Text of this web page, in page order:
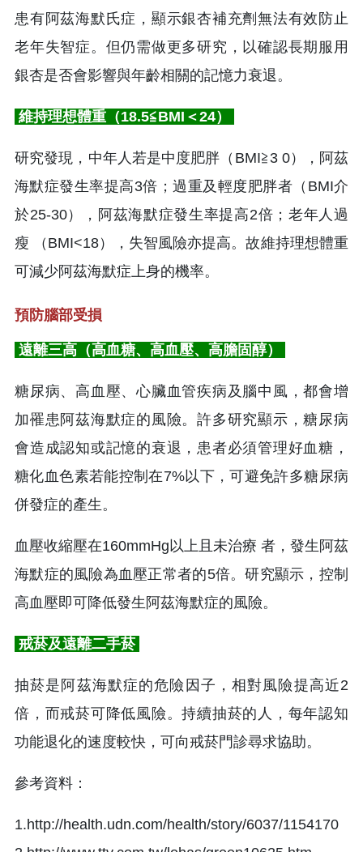
患有阿茲海默氏症，顯示銀杏補充劑無法有效防止
老年失智症。但仍需做更多研究，以確認長期服用
銀杏是否會影響與年齡相關的記憶力衰退。
維持理想體重（18.5≦BMI＜24）
研究發現，中年人若是中度肥胖（BMI≧3 0），阿茲
海默症發生率提高3倍；過重及輕度肥胖者（BMI介
於25-30），阿茲海默症發生率提高2倍；老年人過
瘦 （BMI<18），失智風險亦提高。故維持理想體重
可減少阿茲海默症上身的機率。
預防腦部受損
遠離三高（高血糖、高血壓、高膽固醇）
糖尿病、高血壓、心臟血管疾病及腦中風，都會增
加罹患阿茲海默症的風險。許多研究顯示，糖尿病
會造成認知或記憶的衰退，患者必須管理好血糖，
糖化血色素若能控制在7%以下，可避免許多糖尿病
併發症的產生。
血壓收縮壓在160mmHg以上且未治療 者，發生阿茲
海默症的風險為血壓正常者的5倍。研究顯示，控制
高血壓即可降低發生阿茲海默症的風險。
戒菸及遠離二手菸
抽菸是阿茲海默症的危險因子，相對風險提高近2
倍，而戒菸可降低風險。持續抽菸的人，每年認知
功能退化的速度較快，可向戒菸門診尋求協助。
參考資料：
1.http://health.udn.com/health/story/6037/1154170